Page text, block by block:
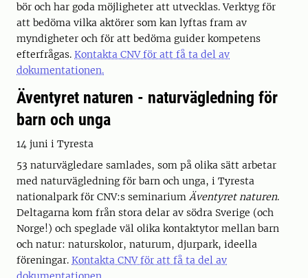
bör och har goda möjligheter att utvecklas. Verktyg för
att bedöma vilka aktörer som kan lyftas fram av
myndigheter och för att bedöma guider kompetens
efterfrågas. Kontakta CNV för att få ta del av
dokumentationen.
Äventyret naturen - naturvägledning för
barn och unga
14 juni i Tyresta
53 naturvägledare samlades, som på olika sätt arbetar
med naturvägledning för barn och unga, i Tyresta
nationalpark för CNV:s seminarium Äventyret naturen.
Deltagarna kom från stora delar av södra Sverige (och
Norge!) och speglade väl olika kontaktytor mellan barn
och natur: naturskolor, naturum, djurpark, ideella
föreningar. Kontakta CNV för att få ta del av